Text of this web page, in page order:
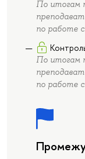
По итогам
по работе
По итогам
по работе